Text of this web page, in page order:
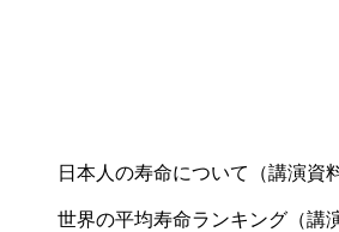
日本人の寿命について（講演資
世界の平均寿命ランキング（講